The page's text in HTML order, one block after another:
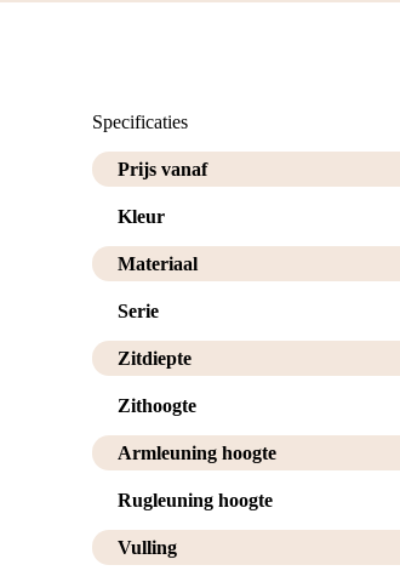
Specificaties
Prijs vanaf
Kleur
Materiaal
Serie
Zitdiepte
Zithoogte
Armleuning hoogte
Rugleuning hoogte
Vulling